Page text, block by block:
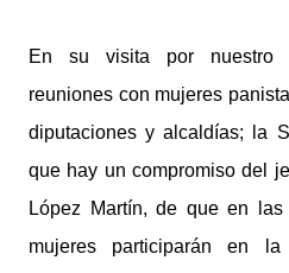
En su visita por nuestro
reuniones con mujeres
diputaciones y alcaldías; la
que hay un compromiso del
López Martín, de que en
mujeres participarán en